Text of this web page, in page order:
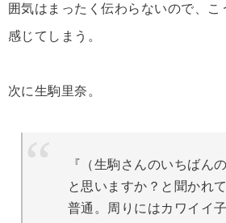
囲気はまったく伝わらないので、こ
感じてしまう。
次に生駒里奈。
『（生駒さんのいちばん
と思いますか？と聞かれて
普通。周りにはカワイイ